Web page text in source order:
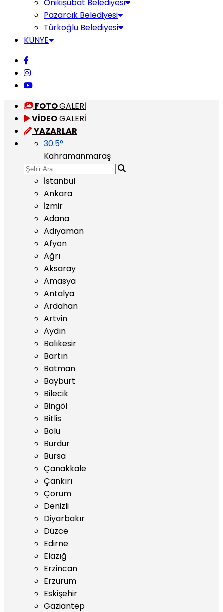
Onikişubat Belediyesi
Pazarcık Belediyesi
Türkoğlu Belediyesi
KÜNYE
FOTOGALERİ
VİDEOGALERİ
YAZARLAR
30.5°
Kahramanmaraş
İstanbul
Ankara
İzmir
Adana
Adıyaman
Afyon
Ağrı
Aksaray
Amasya
Antalya
Ardahan
Artvin
Aydın
Balıkesir
Bartın
Batman
Bayburt
Bilecik
Bingöl
Bitlis
Bolu
Burdur
Bursa
Çanakkale
Çankırı
Çorum
Denizli
Diyarbakır
Düzce
Edirne
Elazığ
Erzincan
Erzurum
Eskişehir
Gaziantep